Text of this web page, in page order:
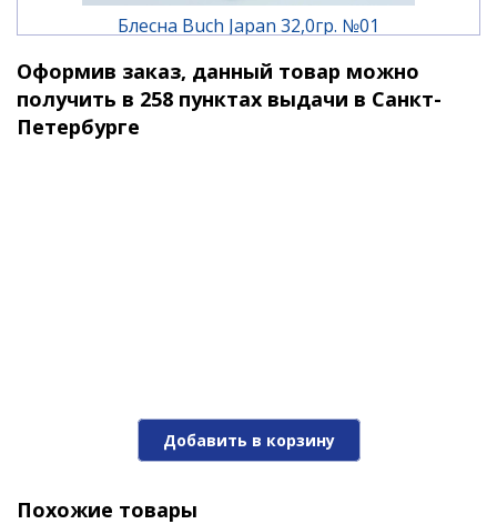
Блесна Buch Japan 32,0гр. №01
1 880 ₽
Оформив заказ, данный товар можно
получить в 258 пунктах выдачи в Санкт-
Петербурге
Добавить в корзину
Похожие товары